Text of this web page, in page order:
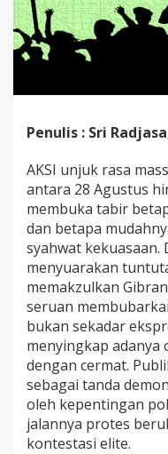
a
l
n
Penulis : Sri
AKSI unjuk rasa
antara 28 Agustus
membuka tabir
dan betapa
syahwat kekuasaan.
menyuarakan
memakzulkan
seruan
bukan sekadar
menyingkap adanya
dengan cermat.
sebagai tanda
oleh kepentingan
jalannya protes
kontestasi elite.